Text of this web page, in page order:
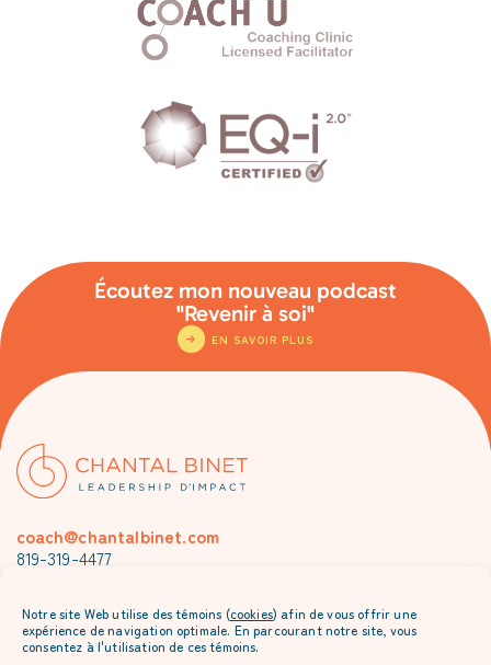
Notre site Web utilise des témoins (cookies) afin de vous offrir une
expérience de navigation optimale. En parcourant notre site, vous
consentez à l'utilisation de ces témoins.
Écoutez mon nouveau podcast
"Revenir à soi"
EN SAVOIR PLUS
coach@chantalbinet.com
819-319-4477
Je m’abonne à l’envoi mensuel de Chantal